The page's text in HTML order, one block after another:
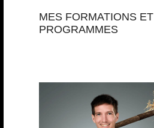
MES FORMATIONS ET
PROGRAMMES